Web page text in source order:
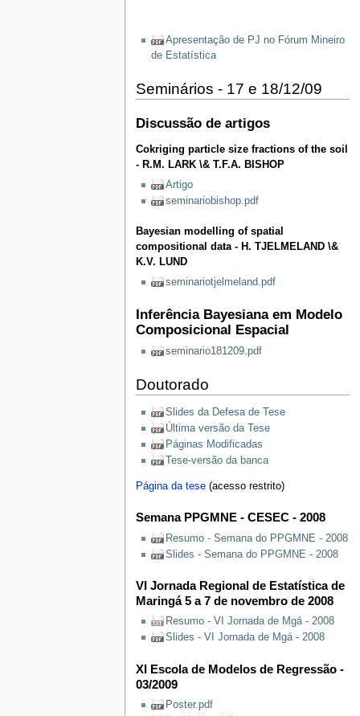
Apresentação de PJ no Fórum Mineiro
de Estatística
Seminários - 17 e 18/12/09
Discussão de artigos
Cokriging particle size fractions of the soil
- R.M. LARK \& T.F.A. BISHOP
Artigo
seminariobishop.pdf
Bayesian modelling of spatial
compositional data - H. TJELMELAND \&
K.V. LUND
seminariotjelmeland.pdf
Inferência Bayesiana em Modelo
Composicional Espacial
seminario181209.pdf
Doutorado
Slides da Defesa de Tese
Última versão da Tese
Páginas Modificadas
Tese-versão da banca
Página da tese(acesso restrito)
Semana PPGMNE - CESEC - 2008
Resumo - Semana do PPGMNE - 2008
Slides - Semana do PPGMNE - 2008
VI Jornada Regional de Estatística de
Maringá 5 a 7 de novembro de 2008
Resumo - VI Jornada de Mgá - 2008
Slides - VI Jornada de Mgá - 2008
XI Escola de Modelos de Regressão -
03/2009
Poster.pdf